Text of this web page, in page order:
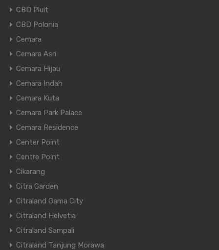
CBD Pluit
CBD Polonia
Cemara
Cemara Asri
Cemara Hijau
Cemara Indah
Cemara Kuta
Cemara Park Palace
Cemara Residence
Center Point
Centre Point
Cikarang
Citra Garden
Citraland Gama City
Citraland Helvetia
Citraland Sampali
Citraland Tanjung Morawa